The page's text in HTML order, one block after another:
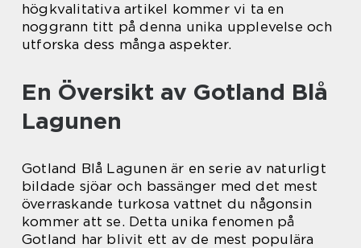
högkvalitativa artikel kommer vi ta en
noggrann titt på denna unika upplevelse och
utforska dess många aspekter.
En Översikt av Gotland Blå
Lagunen
Gotland Blå Lagunen är en serie av naturligt
bildade sjöar och bassänger med det mest
överraskande turkosa vattnet du någonsin
kommer att se. Detta unika fenomen på
Gotland har blivit ett av de mest populära